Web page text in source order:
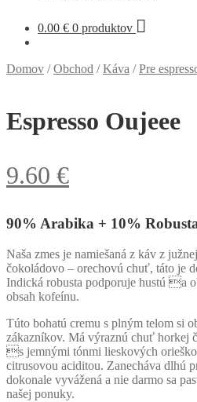
0.00 € 0 produktov
Domov /Obchod /Káva /Pre
Espresso Oujeee
9.60 €
90% Arabika + 10%
Naša zmes je namiešaná z káv z
čokoládovo – orechovú chuť, táto je
Indická robusta podporuje hustú a
obsah kofeínu.
Túto bohatú cremu s plným telom si
zákazníkov. Má výraznú chuť horkej
s jemnými tónmi lieskových
citrusovou aciditou. Zanecháva dlhú
dokonale vyvážená a nie darmo sa
našej ponuky.